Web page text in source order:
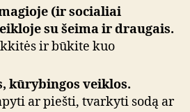
(ir socialiai
su šeima ir draugais.
ir būkite kuo
kūrybingos veiklos.
ar piešti, tvarkyti sodą ar